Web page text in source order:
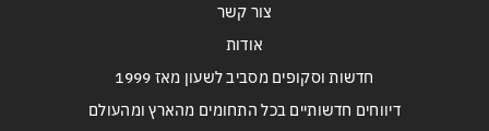
צור קשר
אודות
חדשות וסקופים מסביב לשעון מאז 1999
דיווחים חדשותיים בכל התחומים מהארץ ומהעולם